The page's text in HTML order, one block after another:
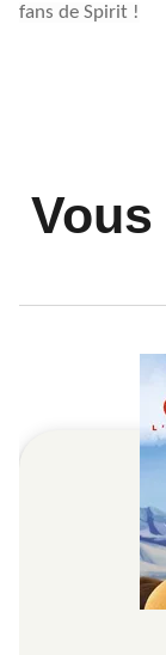
fans de Spirit !